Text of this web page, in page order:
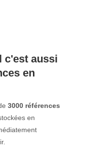
c'est aussi
en
3000 références
en